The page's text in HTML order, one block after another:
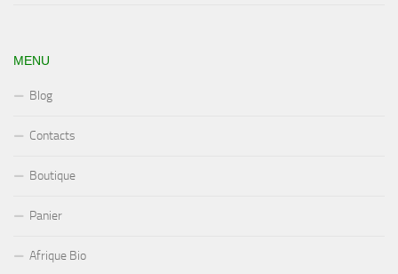
MENU
Blog
Contacts
Boutique
Panier
Afrique Bio